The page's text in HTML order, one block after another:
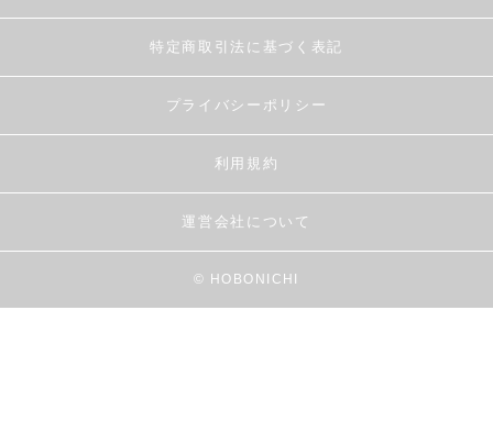
特定商取引法に基づく表記
プライバシーポリシー
利用規約
運営会社について
© HOBONICHI